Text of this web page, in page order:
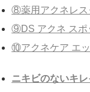
⑧薬用アクネレス
⑨DS アクネ スポ
⑩アクネケア エ
ニキビのないキ